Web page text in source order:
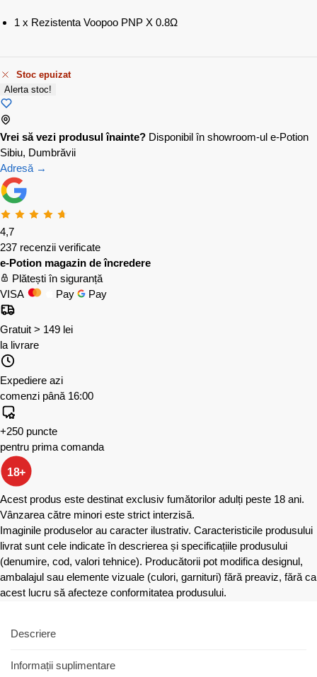
1 x Rezistenta Voopoo PNP X 0.8Ω
Stoc epuizat
Alerta stoc!
Vrei să vezi produsul înainte? Disponibil în showroom-ul e-Potion
Sibiu, Dumbrăvii
Adresă →
4,7
237 recenzii verificate
e-Potion magazin de încredere
Plătești în siguranță
VISA
Pay Pay
Gratuit > 149 lei
la livrare
Expediere azi
comenzi până 16:00
+250 puncte
pentru prima comanda
18+
Acest produs este destinat exclusiv fumătorilor adulți peste 18 ani.
Vânzarea către minori este strict interzisă.
Imaginile produselor au caracter ilustrativ. Caracteristicile produsului
livrat sunt cele indicate în descrierea și specificațiile produsului
(denumire, cod, valori tehnice). Producătorii pot modifica designul,
ambalajul sau elemente vizuale (culori, garnituri) fără preaviz, fără ca
acest lucru să afecteze conformitatea produsului.
Descriere
Informații suplimentare